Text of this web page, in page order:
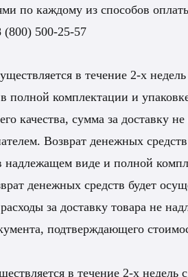
по каждому из способов
(800) 500-25-57
в течение 2-х
полной комплектации и
качества, сумма за доставку
Возврат денежных
надлежащем виде и полной
денежных средств будет
за доставку товара не
подтверждающего
в течение 2-х